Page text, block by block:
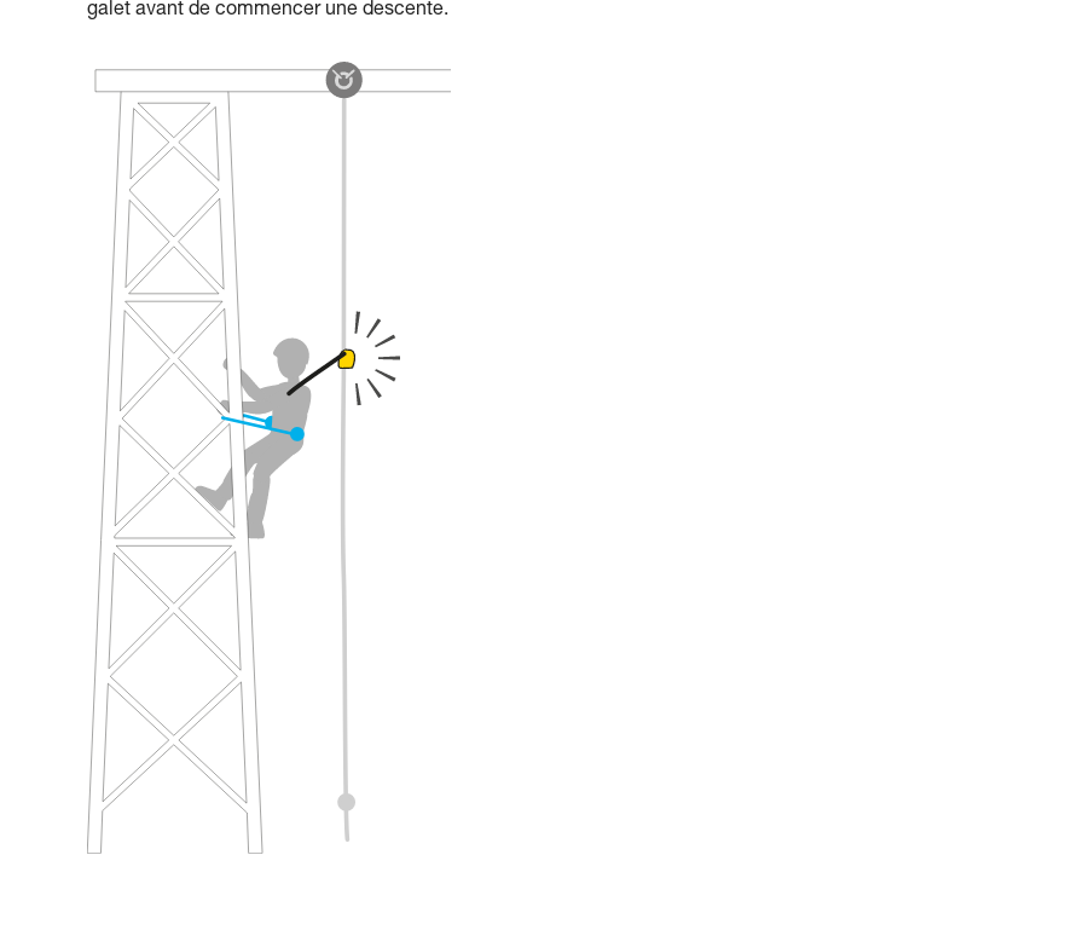
galet avant de commencer une descente.